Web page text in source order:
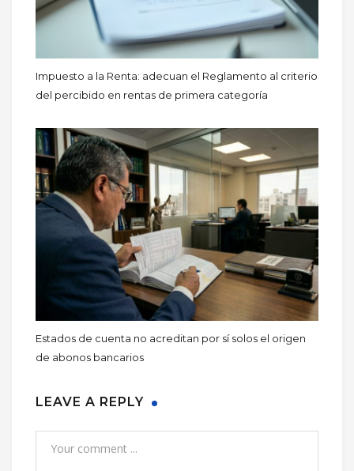
Impuesto a la Renta: adecuan el Reglamento al criterio
del percibido en rentas de primera categoría
Estados de cuenta no acreditan por sí solos el origen
de abonos bancarios
LEAVE A REPLY